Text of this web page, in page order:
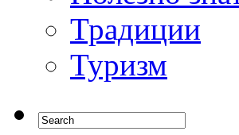
Традиции
Туризм